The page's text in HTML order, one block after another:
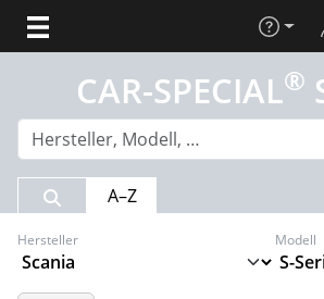
Hilfe
CAR-SPECIAL®
Suchergebnis
A–Z
Hersteller Modell